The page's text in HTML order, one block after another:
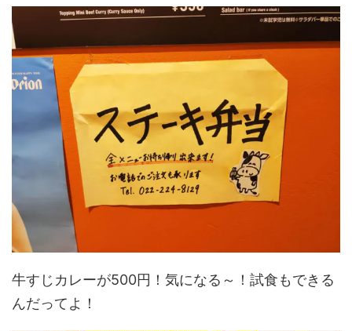
牛すじカレーが500円！気になる～！試食もできる
んだってよ！